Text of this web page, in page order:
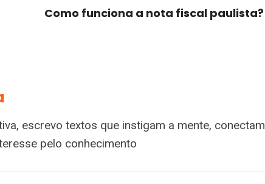
Como funciona a nota fiscal paulista?
escrevo textos que instigam a mente, conectam
pelo conhecimento